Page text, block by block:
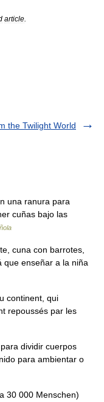
article.
the Twilight World
una ranura para
cuñas bajo las
cuna con barrotes,
que enseñar a la niña
continent, qui
repoussés par les
dividir cuerpos
para ambientar o
30 000 Menschen)